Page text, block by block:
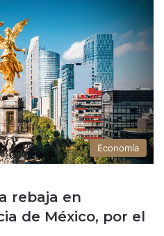
Economía
rebaja en
de México, por el